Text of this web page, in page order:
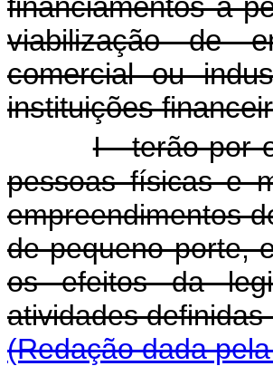
financiamentos a
viabilização de
comercial ou
instituições
I - terão por
pessoas físicas e
empreendimentos
de pequeno porte,
os efeitos da
atividades
(Redação dada